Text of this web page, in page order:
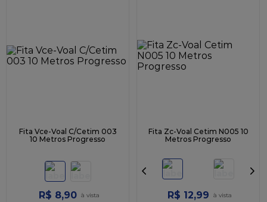
Fita Vce-Voal C/Cetim 003
10 Metros Progresso
R$ 8,90
Fita Zc-Voal Cetim N005 10
Metros Progresso
R$ 12,99
9º
caixa kraft